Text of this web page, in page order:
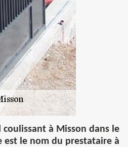
à Misson dans le
est le nom du prestataire à